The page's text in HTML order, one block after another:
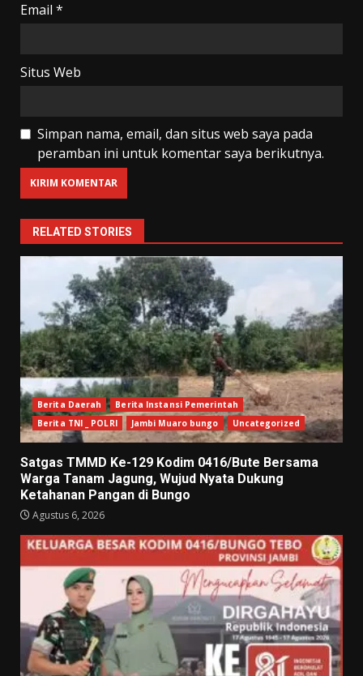
Email *
Situs Web
Simpan nama, email, dan situs web saya pada
peramban ini untuk komentar saya berikutnya.
RELATED STORIES
Berita Daerah
Berita Instansi Pemerintah
Berita TNI _ POLRI
Jambi Muaro bungo Uncategorized
Satgas TMMD Ke-129 Kodim 0416/Bute Bersama
Warga Tanam Jagung, Wujud Nyata Dukung
Ketahanan Pangan di Bungo
Agustus 6, 2026